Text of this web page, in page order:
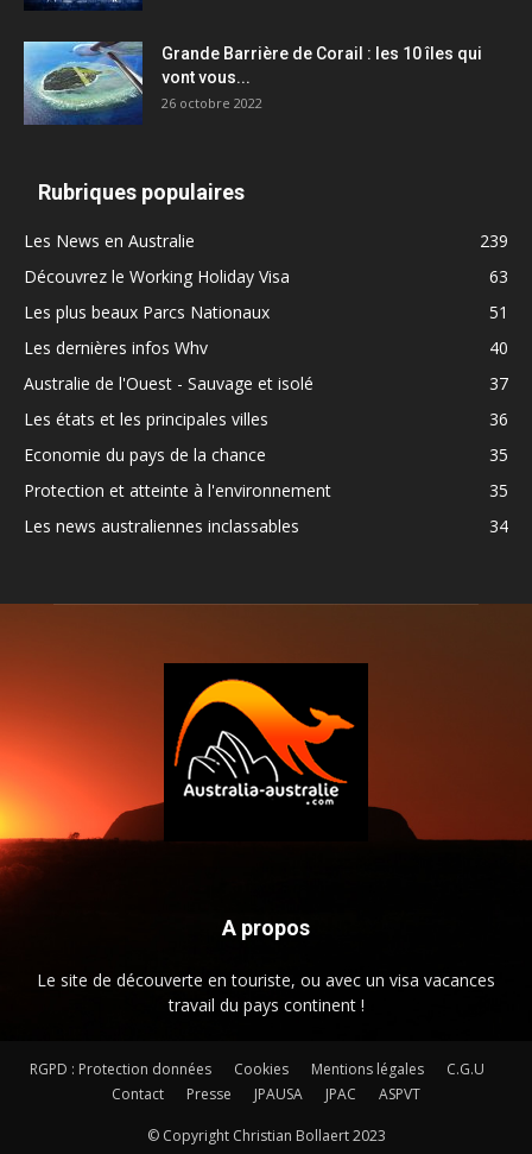
Grande Barrière de Corail : les 10 îles qui
vont vous...
26 octobre 2022
Rubriques populaires
Les News en Australie
239
Découvrez le Working Holiday Visa
63
Les plus beaux Parcs Nationaux
51
Les dernières infos Whv
40
Australie de l'Ouest - Sauvage et isolé
37
Les états et les principales villes
36
Economie du pays de la chance
35
Protection et atteinte à l'environnement
35
Les news australiennes inclassables
34
A propos
Le site de découverte en touriste, ou avec un visa vacances
travail du pays continent !
RGPD : Protection données Cookies Mentions légales
C.G.U
Contact
Presse JPAUSA JPAC ASPVT
© Copyright Christian Bollaert 2023